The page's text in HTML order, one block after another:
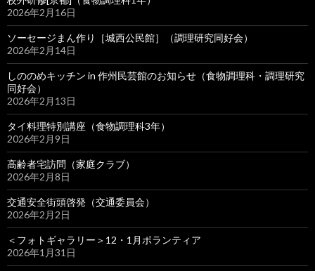
2026年2月16日
ソーセージまん作り［城西公民館］（調理研究同好会）
2026年2月14日
しののめキッチン in 作州民芸館のお知らせ（食物調理科・調理研究
同好会）
2026年2月13日
タイ料理特別講座（食物調理科3年）
2026年2月9日
高齢者宅訪問（家庭クラブ）
2026年2月8日
交通安全街頭啓発（交通委員会）
2026年2月2日
＜フォトギャラリー＞12・1月ボランティア
2026年1月31日